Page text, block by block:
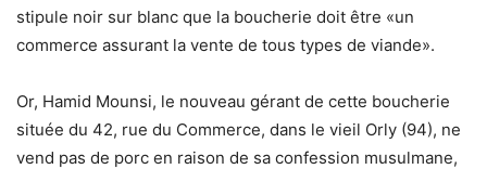
stipule noir sur blanc que la boucherie doit être «un
commerce assurant la vente de tous types de viande».
Or, Hamid Mounsi, le nouveau gérant de cette boucherie
située du 42, rue du Commerce, dans le vieil Orly (94), ne
vend pas de porc en raison de sa confession musulmane,